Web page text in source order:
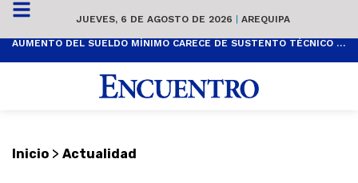
JUEVES, 6 DE AGOSTO DE 2026 | AREQUIPA
AUMENTO DEL SUELDO MÍNIMO CARECE DE SUSTENTO TÉCNICO Y ES POPULISTA
Inicio > Actualidad